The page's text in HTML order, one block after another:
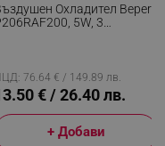
Охладител Beper
5W, 3
76.64 € / 149.89 лв.
€ / 26.40 лв.
+ Добави